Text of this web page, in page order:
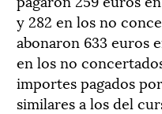
y 282 en losno
abonaron 633 euros
en losno
importes pagados
similares a los del